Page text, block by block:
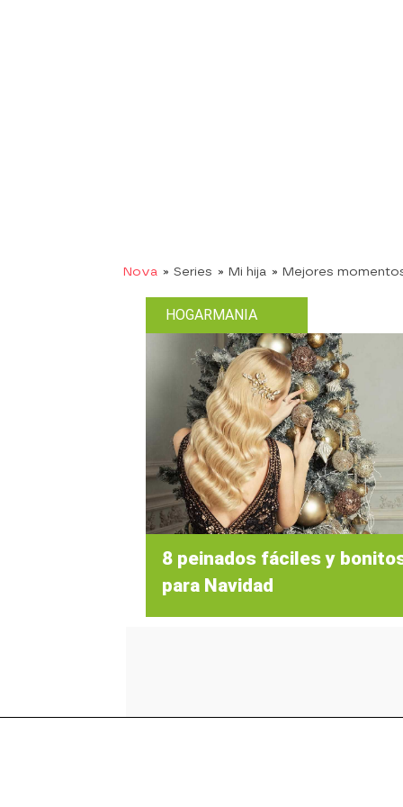
Nova » Series » Mi hija » Mejores
HOGARMANIA
8 peinados fáciles y
para Navidad